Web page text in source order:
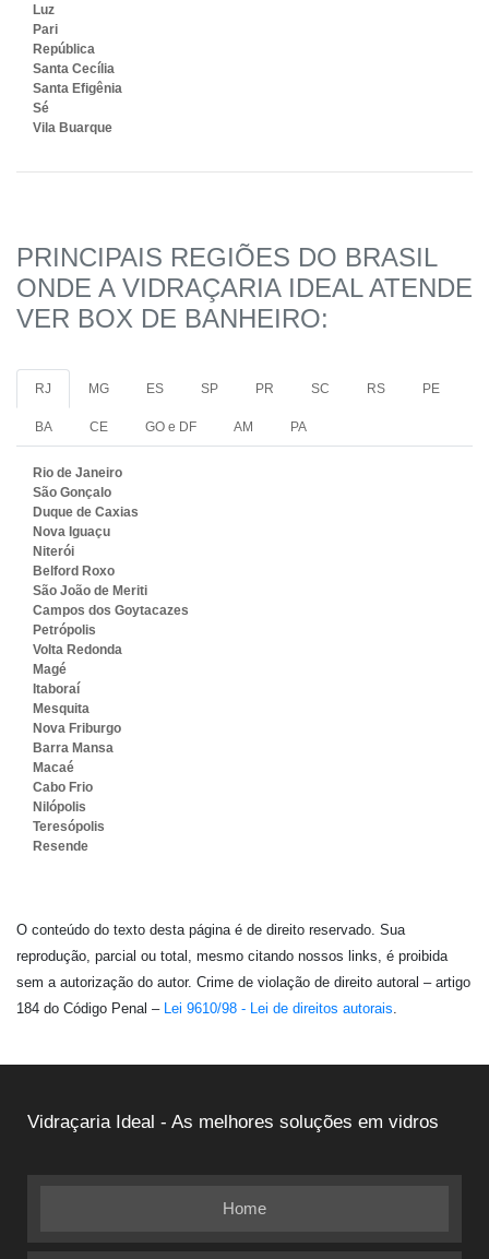
Luz
Pari
República
Santa Cecília
Santa Efigênia
Sé
Vila Buarque
PRINCIPAIS REGIÕES DO BRASIL
ONDE A VIDRAÇARIA IDEAL ATENDE
VER BOX DE BANHEIRO:
RJ MG ES SP PR SC RS PE
BA CE GO e DF AM PA
Rio de Janeiro
São Gonçalo
Duque de Caxias
Nova Iguaçu
Niterói
Belford Roxo
São João de Meriti
Campos dos Goytacazes
Petrópolis
Volta Redonda
Magé
Itaboraí
Mesquita
Nova Friburgo
Barra Mansa
Macaé
Cabo Frio
Nilópolis
Teresópolis
Resende
O conteúdo do texto desta página é de direito reservado. Sua
reprodução, parcial ou total, mesmo citando nossos links, é proibida
sem a autorização do autor. Crime de violação de direito autoral – artigo
184 do Código Penal – Lei 9610/98 - Lei de direitos autorais.
Vidraçaria Ideal - As melhores soluções em vidros
Home